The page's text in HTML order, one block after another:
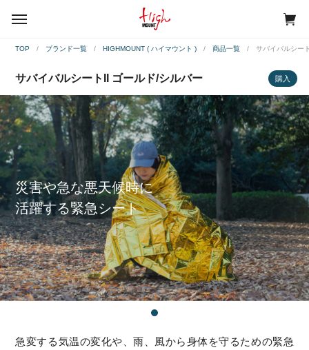
TOP ブランド一覧 HIGHMOUNT ( ハイマウント ) 商品一覧 サバイバルシー
サバイバルシートII ゴールド/シルバー 購入
災害や急な悪天候時に
活躍する緊急シート
急変する気温の変化や、雨、風から身体を守るための緊急